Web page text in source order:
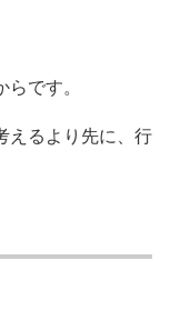
です。
えるより先に、行